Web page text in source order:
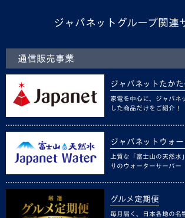
ジャパネットグループ関連
通信販売事業
ジャパネットたか
家電を中心に、ジャパネ
した商品だけをご紹介！
ジャパネットウォ
上質な「富士山の天然水
りのウォーターサーバー
グルメ定期便
毎月届く、日本各地の名